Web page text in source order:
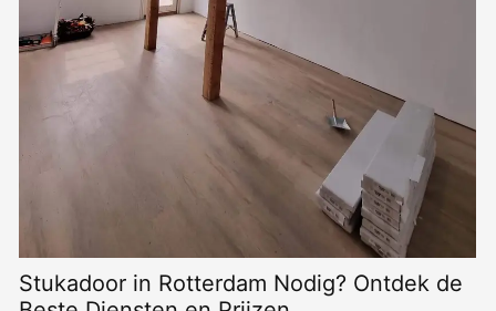
Pleisterwerk: Een Complete Gids voor
Beginners